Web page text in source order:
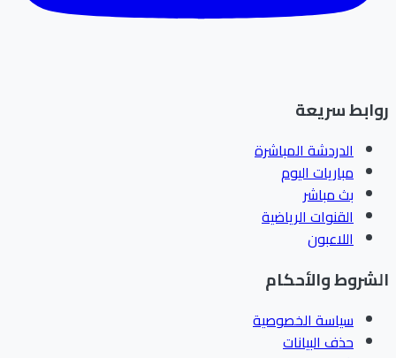
سريعة
الدردشة المباشرة
مباريات اليوم
بث مباشر
القنوات الرياضية
اللاعبون
والأحكام
سياسة الخصوصية
حذف البيانات